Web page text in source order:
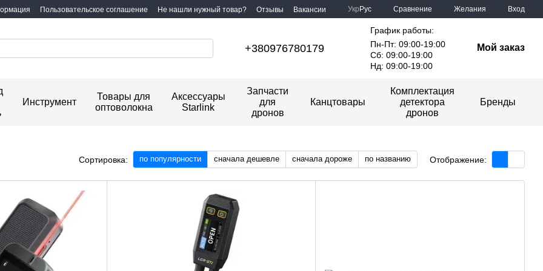
Пользовательское соглашение Не нашли нужный товар? Отзывы Вакансии Укр Рус Сравнение Желания Вход
+380976780179
График работы:
Пн-Пт: 09:00-19:00
Сб: 09:00-19:00
Нд: 09:00-19:00
Мой заказ
Инструмент
Товары для
оптоволокна
Аксессуары
Starlink
Запчасти
для
дронов
Канцтовары
Комплектация
детектора
дронов
Бренды
Сортировка: по популярности сначала дешевле сначала дороже по названию Отображение: